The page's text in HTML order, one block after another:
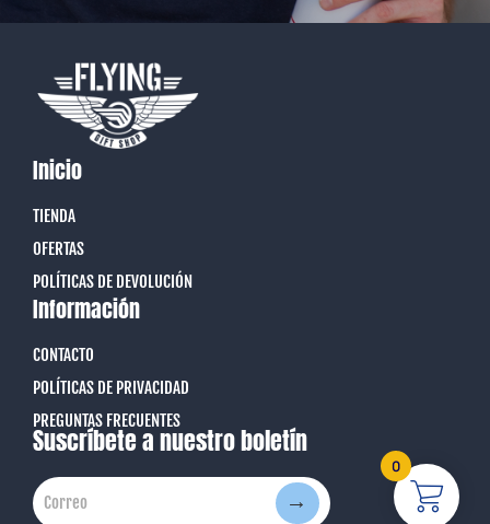
Inicio
TIENDA
OFERTAS
POLÍTICAS DE DEVOLUCIÓN
Información
CONTACTO
POLÍTICAS DE PRIVACIDAD
PREGUNTAS FRECUENTES
Suscríbete a nuestro boletín
Correo
Correo →
0